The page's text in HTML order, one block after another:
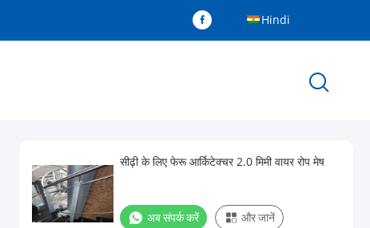
Hindi
सीढ़ी के लिए फेरू आर्किटेक्चर 2.0 मिमी वायर रोप मेष
अब संपर्क करें और जानें